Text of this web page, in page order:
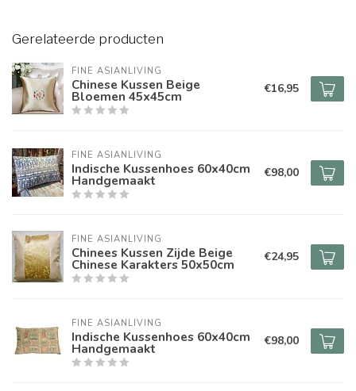
Gerelateerde producten
FINE ASIANLIVING
Chinese Kussen Beige
Bloemen 45x45cm €16,95
FINE ASIANLIVING
Indische Kussenhoes 60x40cm
Handgemaakt €98,00
FINE ASIANLIVING
Chinees Kussen Zijde Beige
Chinese Karakters 50x50cm €24,95
FINE ASIANLIVING
Indische Kussenhoes 60x40cm
Handgemaakt €98,00